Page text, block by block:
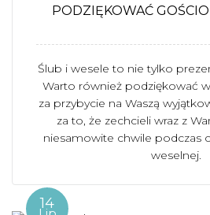
PODZIĘKOWAĆ
Ślub i wesele to nie tylko
Warto również podziękować
za przybycie na Waszą
za to, że zechcieli wraz z
niesamowite chwile podczas
weselnej.
14